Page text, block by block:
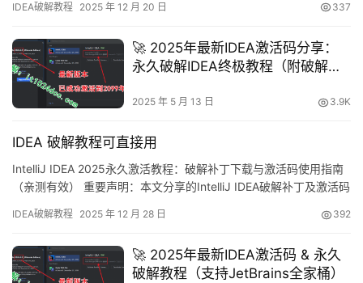
我就将通过图文的方式, 来详细讲解如何激活 IDEA至 2099 年。 当
统，什么…
IDEA破解教程 2025 年 12 月 20 日 337
🚀 2025年最新IDEA激活码分享：
永久破解IDEA终极教程（附破解补
2025 年 5 月 13 日 3.9K
IDEA 破解教程可直接用
IntelliJ IDEA 2025永久激活教程：破解补丁下载与激活码使用指南
（亲测有效） 重要声明：本文分享的IntelliJ IDEA破解补丁及激活码
及版权问题，请联系作者删除。经济条件允许的用户，强烈建议购
发环境…
IDEA破解教程 2025 年 12 月 28 日 392
🚀 2025年最新IDEA激活码 & 永久
破解教程（支持JetBrains全家桶）